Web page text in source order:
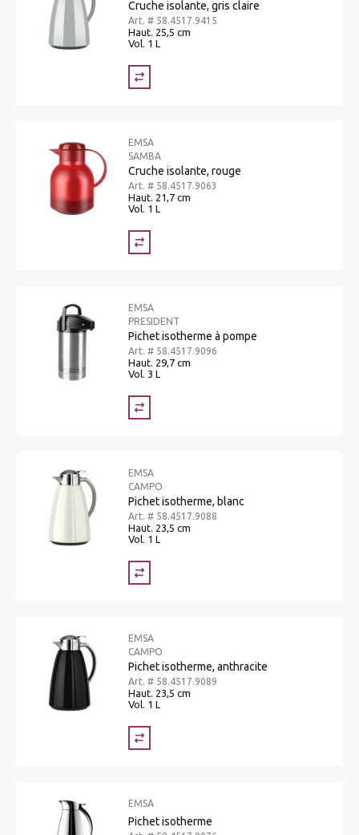
Cruche isolante, gris claire
Art. # 58.4517.9415
Haut. 25,5 cm
Vol. 1 L
EMSA
SAMBA
Cruche isolante, rouge
Art. # 58.4517.9063
Haut. 21,7 cm
Vol. 1 L
EMSA
PRESIDENT
Pichet isotherme à pompe
Art. # 58.4517.9096
Haut. 29,7 cm
Vol. 3 L
EMSA
CAMPO
Pichet isotherme, blanc
Art. # 58.4517.9088
Haut. 23,5 cm
Vol. 1 L
EMSA
CAMPO
Pichet isotherme, anthracite
Art. # 58.4517.9089
Haut. 23,5 cm
Vol. 1 L
EMSA
Pichet isotherme